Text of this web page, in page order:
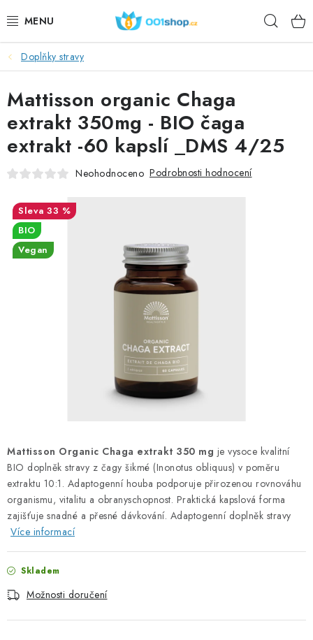
na
DOPLŇKY STRAVY
KOSMETIKA
SPORT
POTRAVINY
TÉMATA
AKCE
Obchodní podmínky
Moje objednávka
Doplňky stravy
Mattisson Organic Chaga extrakt 350 mg je vysoce kvalitní
BIO doplněk stravy z čagy šikmé (Inonotus obliquus) v poměru
extraktu 10:1. Adaptogenní houba podporuje přirozenou rovnováhu
organismu, vitalitu a obranyschopnost. Praktická kapslová forma
zajišťuje snadné a přesné dávkování. Adaptogenní doplněk stravy
Více informací
Skladem
Možnosti doručení
Mattisson organic Chaga
extrakt 350mg - BIO čaga
extrakt -60 kapslí _DMS 4/25
Neohodnoceno Podrobnosti hodnocení
33 %
BIO
Vegan